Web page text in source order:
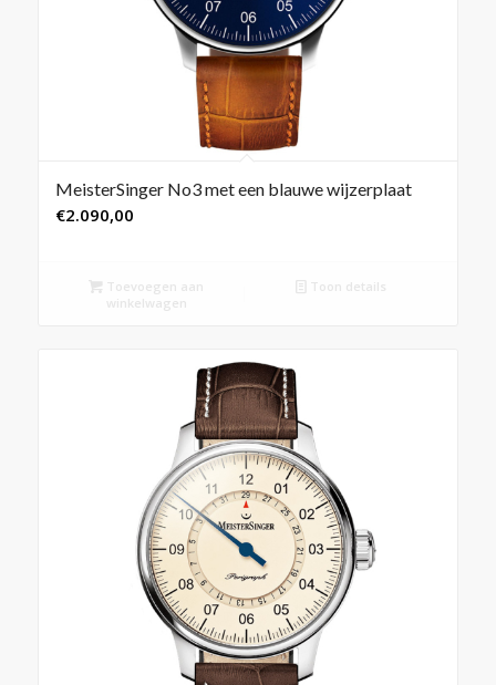
MeisterSinger No3 met een blauwe wijzerplaat
€2.090,00
Toevoegen aan
winkelwagen
Toon details